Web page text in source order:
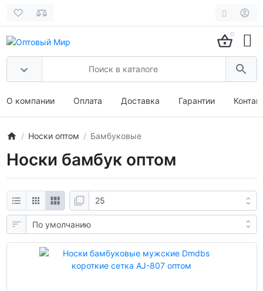
0
О компании Оплата Доставка Гарантии
Носки оптом Бамбуковые
Носки бамбук оптом